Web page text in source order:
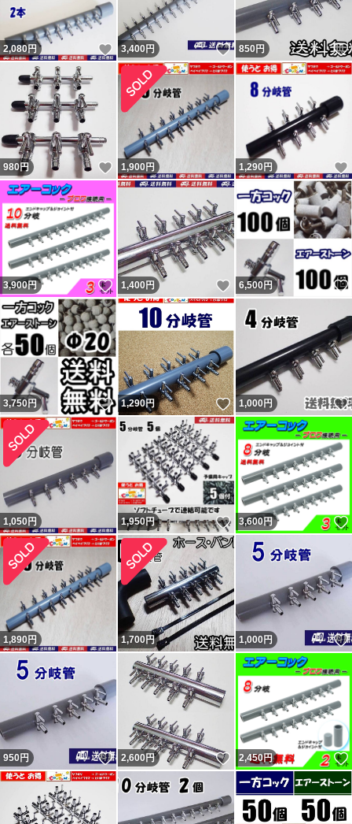
2,080円 いいね！
3,400円 いいね！
850円
980円 いいね！
1,900円 1,290 円
3,900円 いいね！
1,400円 いいね！
6,500円
3,750円 いいね！
1,290円 いいね！
1,000円
1,050円 1,950円 いいね！
3,600円
1,890円 1,700円 1,000円
950円 いいね！
2,600 円 いいね！
2,450円